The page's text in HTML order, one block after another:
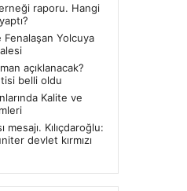
raporu. Hangi
Fenalaşan Yolcuya
açıklanacak?
belli oldu
Kalite ve
mesajı. Kılıçdaroğlu:
devlet kırmızı